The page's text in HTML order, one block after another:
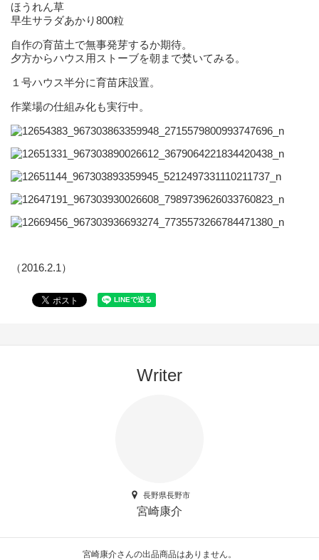
ほうれん草
早生サラダあかり800粒
自作の育苗土で無事発芽するか期待。
夕方からハウス用ストーブを朝まで焚いてみる。
１号ハウス半分に育苗床設置。
作業場の仕組み化も実行中。
（2016.2.1）
Writer
長野県長野市
宮崎康介
宮崎康介さんの出品商品はありません。